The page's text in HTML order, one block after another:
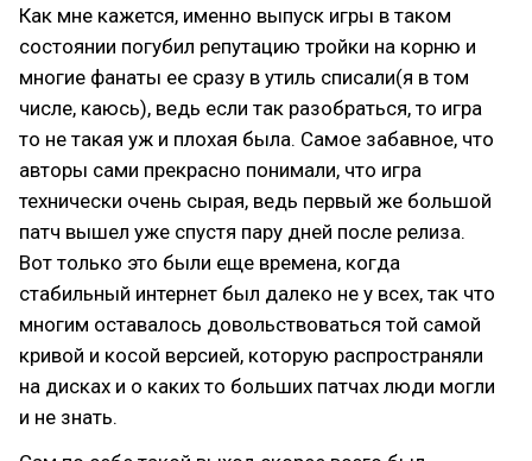
Как мне кажется, именно выпуск игры в таком
состоянии погубил репутацию тройки на корню и
многие фанаты ее сразу в утиль списали(я в том
числе, каюсь), ведь если так разобраться, то игра
то не такая уж и плохая была. Самое забавное, что
авторы сами прекрасно понимали, что игра
технически очень сырая, ведь первый же большой
патч вышел уже спустя пару дней после релиза.
Вот только это были еще времена, когда
стабильный интернет был далеко не у всех, так что
многим оставалось довольствоваться той самой
кривой и косой версией, которую распространяли
на дисках и о каких то больших патчах люди могли
и не знать.